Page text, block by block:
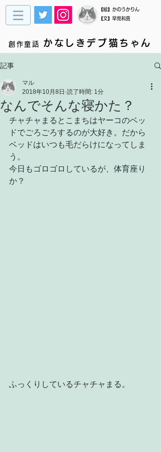
​【絵】かのうかりん
【文】早見和真
創作童話 かなしきデブ猫ちゃん
記事
なんでそんな寝かた？
マル
2018年10月8日 読了時間: 1分
チャチャまるとこまちはヤーコのベッ
ドでごろごろするのが大好き。だから
ベッドはいつも毛だらけになってしま
う。
今日もゴロゴロしているが、体育座り
か？
ふっくりしているチャチャまる。